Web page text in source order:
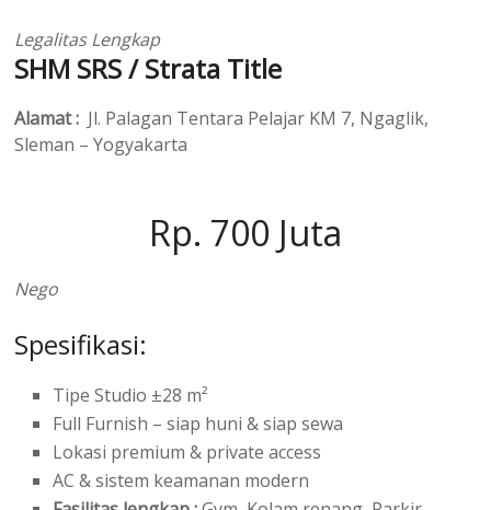
Legalitas Lengkap
SHM SRS / Strata Title
Alamat : Jl. Palagan Tentara Pelajar KM 7, Ngaglik,
Sleman – Yogyakarta
Rp. 700 Juta
Nego
Spesifikasi:
Tipe Studio ±28 m²
Full Furnish – siap huni & siap sewa
Lokasi premium & private access
AC & sistem keamanan modern